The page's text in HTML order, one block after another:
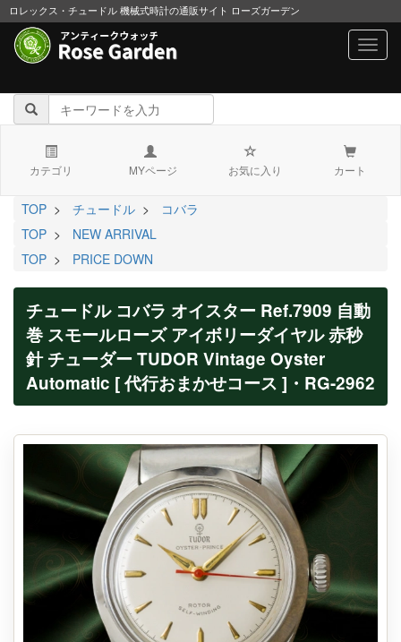
ロレックス・チュードル 機械式時計の通販サイト ローズガーデン
カテゴリ MYページ お気に入り カート
TOP > チュードル >
コバラ
TOP >
NEW ARRIVAL
TOP > PRICE DOWN
チュードル コバラ オイスター Ref.7909 自動
巻 スモールローズ アイボリーダイヤル 赤秒
針 チューダー TUDOR Vintage Oyster
Automatic [ 代行おまかせコース ]・RG-2962